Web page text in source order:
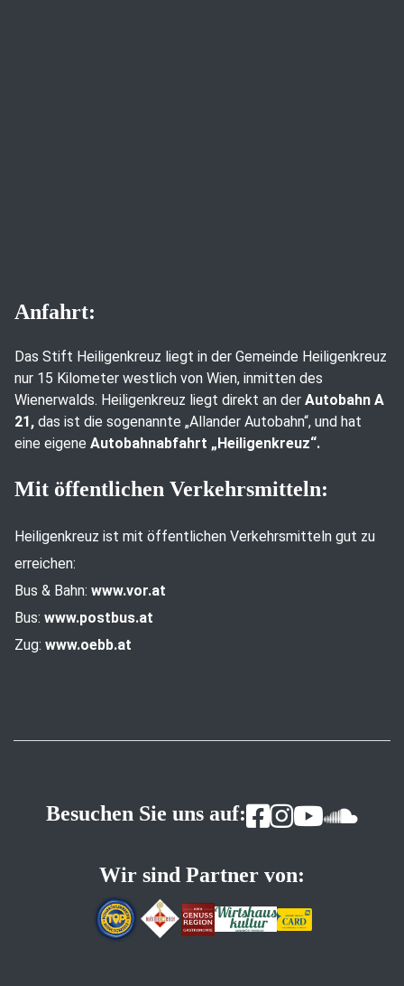
Anfahrt:
Das Stift Heiligenkreuz liegt in der Gemeinde Heiligenkreuz
nur 15 Kilometer westlich von Wien, inmitten des
Wienerwalds. Heiligenkreuz liegt direkt an der Autobahn A
21, das ist die sogenannte „Allander Autobahn“, und hat
eine eigene Autobahnabfahrt „Heiligenkreuz“.
Mit öffentlichen Verkehrsmitteln:
Heiligenkreuz ist mit öffentlichen Verkehrsmitteln gut zu
erreichen:
Bus & Bahn: www.vor.at
Bus: www.postbus.at
Zug: www.oebb.at
Besuchen Sie uns auf:
Wir sind Partner von: